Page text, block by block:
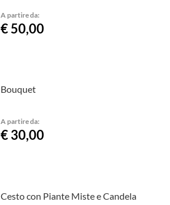
A partire da:
€ 50,00
Bouquet
A partire da:
€ 30,00
Cesto con Piante Miste e Candela